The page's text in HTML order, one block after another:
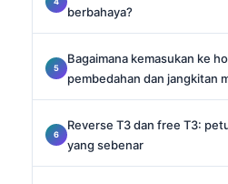
berbahaya?
Bagaimana kemasukan ke
pembedahan dan jangkitan
Reverse T3 dan free T3:
yang sebenar